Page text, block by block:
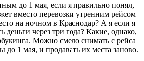
до 1 мая, если я правильно понял,
вместо перевозки утренним рейсом
на ночном в Краснодар? А я если я
деньги через три года? Какие, однако,
Можно смело снимать с рейса
до 1 мая, и продавать их места заново.